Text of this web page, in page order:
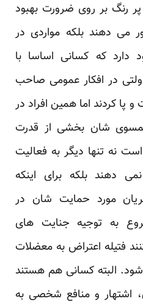
رنگ بر روی ضرورت بهبود
می دهند بلکه مواردی در
که کسانی اساسا با
در افکار عمومی صاحب
کردند اما همین افراد در
شان بخشی از قدرت
نه تنها دیگر به فعالیت
دهند بلکه برای اینکه
مورد حمایت شان در
به توجیه جنایت های
فتیله اعتراض به معضلات
البته کسانی هم هستند
اشتهار و منافع شخصی به